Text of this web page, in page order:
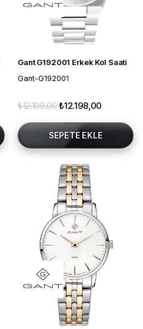
Gant G192001 Erkek Kol Saati
Gant-G192001
₺12.198,00
₺12.199,00
SEPETE EKLE